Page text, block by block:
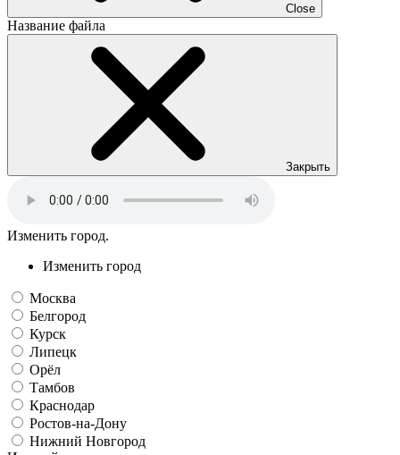
Close
Название файла
Закрыть
Изменить город.
Изменить город
Москва
Белгород
Курск
Липецк
Орёл
Тамбов
Краснодар
Ростов-на-Дону
Нижний Новгород